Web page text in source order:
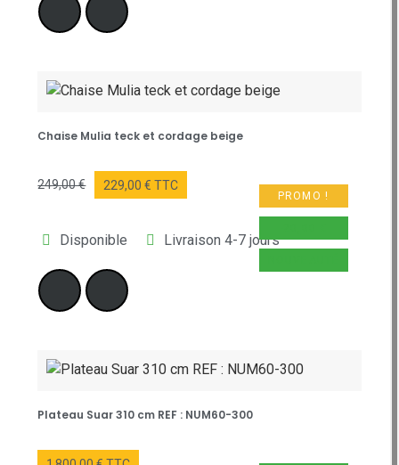
Chaise Mulia teck et cordage beige
PROMO !
249,00 € 229,00 € TTC
Disponible Livraison 4-7 jours
Plateau Suar 310 cm REF : NUM60-300